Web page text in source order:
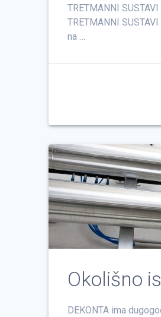
TRETMANNI
TRETMANNI
na …
Okolišno
DEKONTA ima